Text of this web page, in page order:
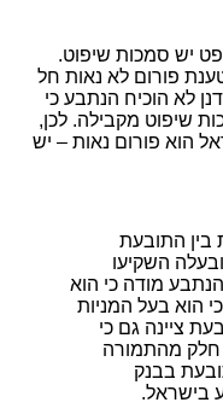
יש סמכות שיפוט.
פורום לא נאות חל
לא הוכיח הנתבע כי
שיפוט מקבילה. לכן,
הוא פורום נאות – יש
בין התובעת
השקיעו
מודה כי הוא
הוא בעל המניות
ציינה גם כי
חלק מהתמורה
בבנק
בישראל.